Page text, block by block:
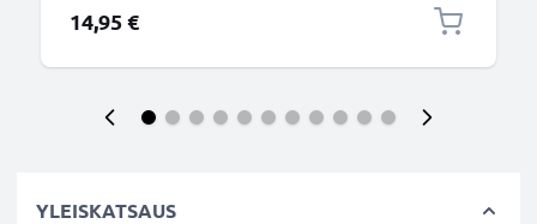
14,95 €
YLEISKATSAUS